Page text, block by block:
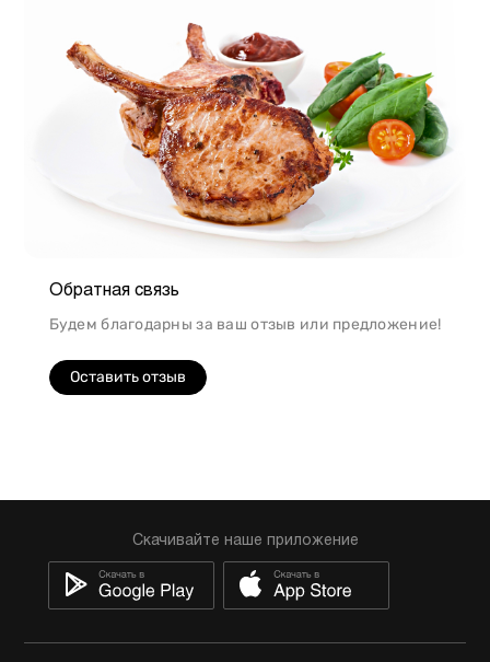
Обратная связь
Будем благодарны за ваш отзыв или предложение!
Оставить отзыв
Скачивайте наше приложение